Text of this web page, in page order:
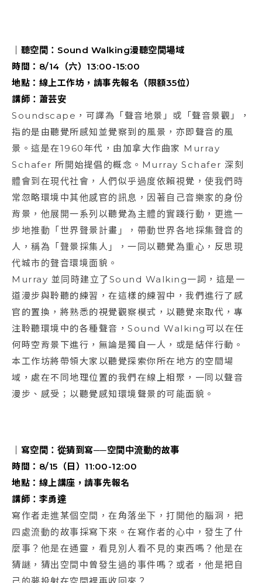
聽空間： Sound Walking漫聽空間場域
時間：8/14（六）13:00-15:00
地點：線上工作坊，請事先報名（限額35位）
講師：蕭芸安
Soundscape，可譯為「聲音地景」或「聲音景觀」，
指的是由聽覺所感知並覺察到的風景，亦即聲音的風
景。這是在1960年代，由加拿大作曲家 Murray
Schafer 所開始提倡的概念。Murray Schafer 深刻
體會到在現代社會，人們似乎過度依賴視覺，使我們時
常忽略環境中其他感官的訊息，因著自己音樂家的身份
背景，他展開一系列以聽覺為主體的實踐行動，更進一
步地推動「世界聲景計畫」，帶動世界各地採集聲音的
人，稱為「聲景採集人」，一同以聽覺為重心，反思現
代城市的聲音環境面貌。
Murray 並同時建立了Sound Walking一詞，這是一
道漫步與聆聽的練習，在這樣的練習中，我們進行了感
官的置換，將熟悉的視覺觀察模式，以聽覺來取代，專
注聆聽環境中的各種聲音，Sound Walking可以在任
何時空背景下進行，無論是獨自一人，或是結伴行動。
本工作坊將帶領大家以聽覺探索你所在地方的空間場
域，處在不同地理位置的我們在線上相聚，一同以聲音
漫步、感受；以聽覺感知環境聲景的可能面貌。
寫空間：從猜到寫──空間中流動的故事
時間：8/15（日）11:00-12:00
地點：線上講座，請事先報名
講師：李勇達
寫作者走進某個空間，在角落坐下，打開他的腦洞，把
四處流動的故事採寫下來。在寫作者的心中，發生了什
麼事？他是在通靈，看見別人看不見的東西嗎？他是在
猜謎，猜出空間中曾發生過的事件嗎？或者，他是把自
己的夢投射在空間裡再收回來？